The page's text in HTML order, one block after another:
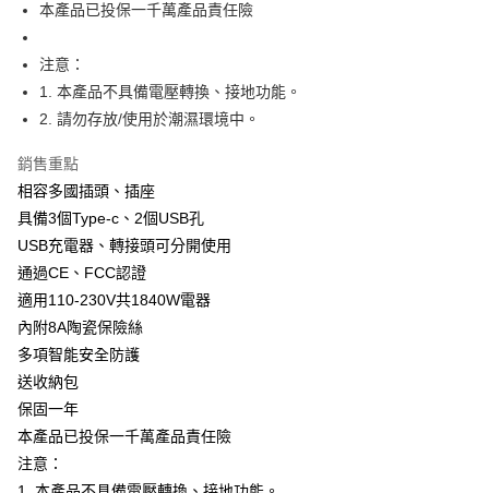
全家付款取貨
每筆NT$65，滿NT$699(含以上)免運費
付款後全家取貨
每筆NT$65，滿NT$699(含以上)免運費
萊爾富取貨付款
每筆NT$65，滿NT$699(含以上)免運費
付款後萊爾富取貨
每筆NT$65，滿NT$699(含以上)免運費
離島取貨加價40元
每筆NT$65，滿NT$699(含以上)免運費
付款後7-11取貨
每筆NT$65，滿NT$699(含以上)免運費
本產品已投保一千萬產品責任險
注意：
1. 本產品不具備電壓轉換、接地功能。
2. 請勿存放/使用於潮濕環境中。
銷售重點
相容多國插頭、插座
具備3個Type-c、2個USB孔
USB充電器、轉接頭可分開使用
通過CE、FCC認證
適用110-230V共1840W電器
內附8A陶瓷保險絲
多項智能安全防護
送收納包
保固一年
本產品已投保一千萬產品責任險
注意：